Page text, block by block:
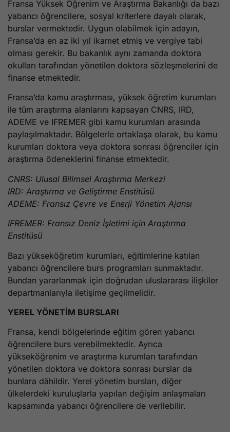
Fransa Yüksek Öğrenim ve Araştırma Bakanlığı da bazı
yabancı öğrencilere, sosyal kriterlere dayalı olarak,
burslar vermektedir. Uygun olabilmek için adayın,
Fransa’da en az iki yıl ikamet etmiş ve vergiye tabi
olması gerekir. Bu bakanlık aynı zamanda doktora
okulları tarafından yönetilen doktora sözleşmelerini de
finanse etmektedir.
Fransa’da kamu araştırması, yüksek öğretim kurumları
ile tüm araştırma alanlarını kapsayan CNRS, IRD,
ADEME ve IFREMER gibi kamu kurumları arasında
paylaşılmaktadır. Bölgelerle ortaklaşa olarak, bu kamu
kurumları doktora veya doktora sonrası öğrenciler için
araştırma ödeneklerini finanse etmektedir.
CNRS: Ulusal Bilimsel Araştırma Merkezi
IRD: Araştırma ve Geliştirme Enstitüsü
ADEME: Fransız Çevre ve Enerji Yönetim Ajansı
IFREMER: Fransız Deniz İşletimi için Araştırma
Enstitüsü
Bazı yükseköğretim kurumları, eğitimlerine katılan
yabancı öğrencilere burs programları sunmaktadır.
Bundan yararlanmak için doğrudan uluslararası ilişkiler
departmanlarıyla iletişime geçilmelidir.
YEREL YÖNETİM BURSLARI
Fransa, kendi bölgelerinde eğitim gören yabancı
öğrencilere burs verebilmektedir. Ayrıca
yükseköğrenim ve araştırma kurumları tarafından
yönetilen doktora ve doktora sonrası burslar da
bunlara dâhildir. Yerel yönetim bursları, diğer
ülkelerdeki kuruluşlarla yapılan değişim anlaşmaları
kapsamında yabancı öğrencilere de verilebilir.